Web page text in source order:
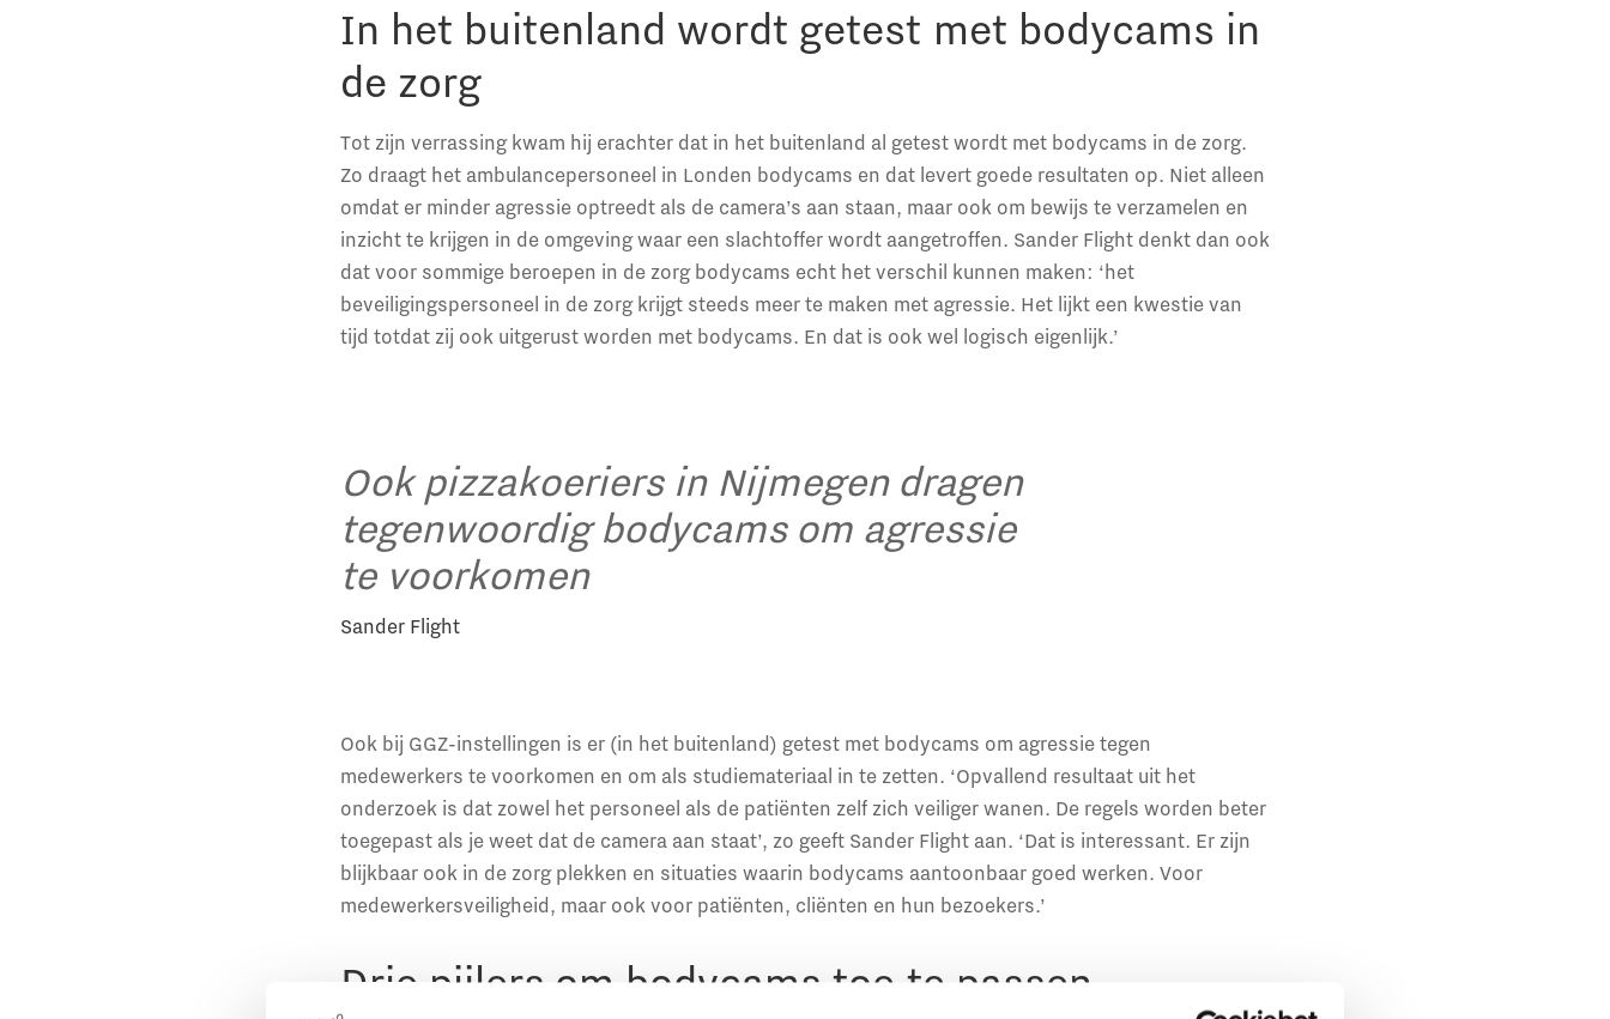
In het buitenland wordt getest met bodycams in
de zorg
Tot zijn verrassing kwam hij erachter dat in het buitenland al getest wordt met bodycams in de zorg.
Zo draagt het ambulancepersoneel in Londen bodycams en dat levert goede resultaten op. Niet alleen
omdat er minder agressie optreedt als de camera’s aan staan, maar ook om bewijs te verzamelen en
inzicht te krijgen in de omgeving waar een slachtoffer wordt aangetroffen. Sander Flight denkt dan ook
dat voor sommige beroepen in de zorg bodycams echt het verschil kunnen maken: ‘het
beveiligingspersoneel in de zorg krijgt steeds meer te maken met agressie. Het lijkt een kwestie van
tijd totdat zij ook uitgerust worden met bodycams. En dat is ook wel logisch eigenlijk.’
Ook pizzakoeriers in Nijmegen dragen
tegenwoordig bodycams om agressie
te voorkomen
Sander Flight
Ook bij GGZ-instellingen is er (in het buitenland) getest met bodycams om agressie tegen
medewerkers te voorkomen en om als studiemateriaal in te zetten. ‘Opvallend resultaat uit het
onderzoek is dat zowel het personeel als de patiënten zelf zich veiliger wanen. De regels worden beter
toegepast als je weet dat de camera aan staat’, zo geeft Sander Flight aan. ‘Dat is interessant. Er zijn
blijkbaar ook in de zorg plekken en situaties waarin bodycams aantoonbaar goed werken. Voor
medewerkersveiligheid, maar ook voor patiënten, cliënten en hun bezoekers.’
Drie pijlers om bodycams toe te passen